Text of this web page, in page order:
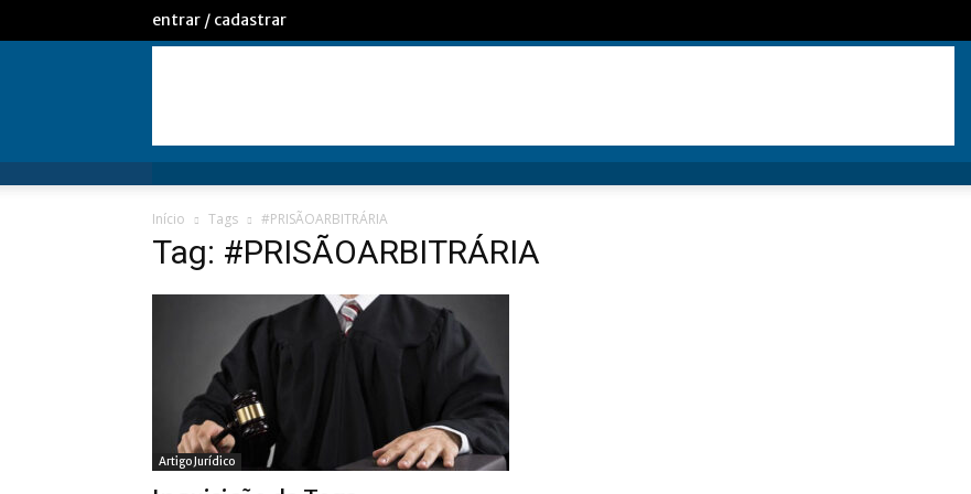
entrar / cadastrar
Início Tags #PRISÃOARBITRÁRIA
Tag: #PRISÃOARBITRÁRIA
Artigo Jurídico